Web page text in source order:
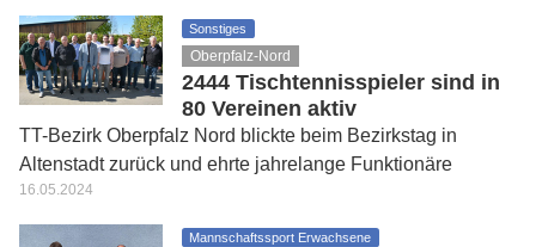
Sonstiges
Oberpfalz-Nord
2444 Tischtennisspieler sind in
80 Vereinen aktiv
TT-Bezirk Oberpfalz Nord blickte beim Bezirkstag in
Altenstadt zurück und ehrte jahrelange Funktionäre
16.05.2024
Mannschaftssport Erwachsene